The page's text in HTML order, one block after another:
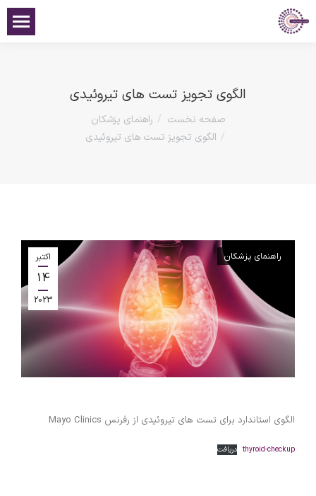
الگوی تجویز تست های تیروئیدی
صفحه نخست
راهنمای پزشکان
الگوی تجویز تست های تیروئیدی
اکتبر
14
2023
راهنمای پزشکان
الگوی استاندارد برای تست های تیروئیدی از رفرنس Mayo Clinics
thyroid-checkup دریافت